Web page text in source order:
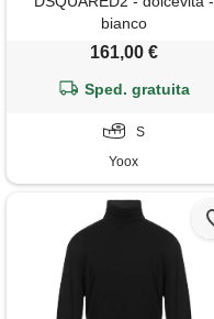
bianco
161,00 €
Sped. gratuita
S
Yoox